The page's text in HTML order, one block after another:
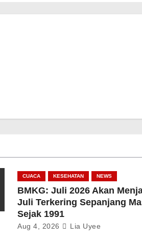
CUACA KESEHATAN NEWS
BMKG: Juli 2026 Akan
Juli Terkering Sepanjang
Sejak 1991
Aug 4, 2026 Lia Uyee